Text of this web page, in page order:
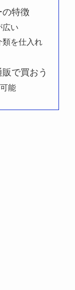
の特徴
広い
類を仕入れ
で買おう
能